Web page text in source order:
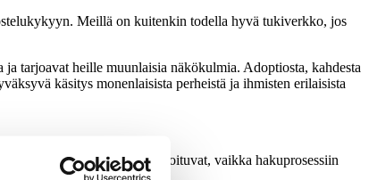
Meillä on kuitenkin todella hyvä tukiverkko, jos
ja tarjoavat heille muunlaisia näkökulmia. Adoptiosta, kahdesta
käsitys monenlaisista perheistä ja ihmisten erilaisista
sisulla asiat kyllä hoituvat, vaikka hakuprosessiin